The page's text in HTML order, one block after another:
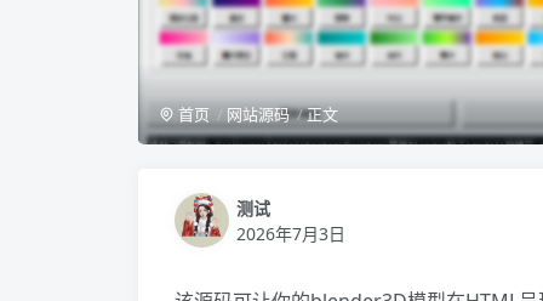
首页 网站源码 正文
测试
2026年7月3日